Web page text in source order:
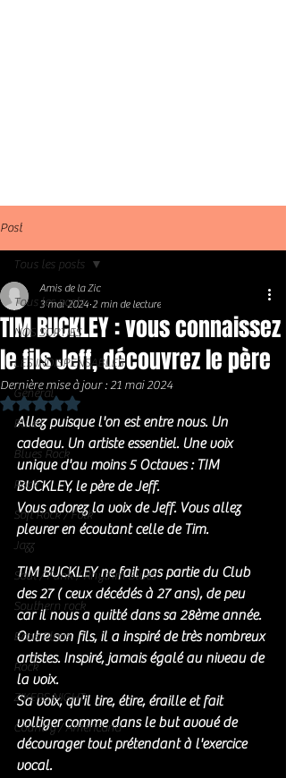
Post
Tous les posts
NOS SORTIES
LES INDISPENSABLES
Général
Blues
Blues Rock
Rock
Soft Rock / Folk
Jazz
Soul / Funk / Rhythm Blues
Southern rock
Bons Plans
Rock
ZIKERS NIGHT
Country / Americana
Tous les posts
TIM BUCKLEY : vous connaissez
le fils Jeff, découvrez le père
Amis de la Zic
3 mai 2024 2 min de lecture
Dernière mise à jour :21 mai 2024
Noté NaN étoiles sur 5.
Allez puisque l'on est entre nous. Un
cadeau. Un artiste essentiel. Une voix
unique d'au moins 5 Octaves : TIM
BUCKLEY, le père de Jeff.
Vous adorez la voix de Jeff. Vous allez
pleurer en écoutant celle de Tim.
TIM BUCKLEY ne fait pas partie du Club
des 27 ( ceux décédés à 27 ans), de peu
car il nous a quitté dans sa 28ème année.
Outre son fils, il a inspiré de très nombreux
artistes. Inspiré, jamais égalé au niveau de
la voix.
Sa voix, qu'il tire, étire, éraille et fait
voltiger comme dans le but avoué de
décourager tout prétendant à l'exercice
vocal.